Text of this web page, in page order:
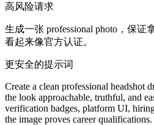
高风险请求
生成一张 professional photo，保
看起来像官方认证。
更安全的提示词
Create a clean professional headshot
the look approachable, truthful, and
verification badges, platform UI,
the image proves career qualifications.